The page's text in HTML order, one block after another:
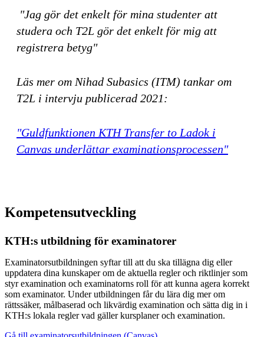
"Jag gör det enkelt för mina studenter att
studera och T2L gör det enkelt för mig att
registrera betyg"
Läs mer om Nihad Subasics (ITM) tankar om
T2L i intervju publicerad 2021:
"Guldfunktionen KTH Transfer to Ladok i
Canvas underlättar examinationsprocessen"
Kompetensutveckling
KTH:s utbildning för examinatorer
Examinatorsutbildningen syftar till att du ska tillägna dig eller
uppdatera dina kunskaper om de aktuella regler och riktlinjer som
styr examination och examinatorns roll för att kunna agera korrekt
som examinator. Under utbildningen får du lära dig mer om
rättssäker, målbaserad och likvärdig examination och sätta dig in i
KTH:s lokala regler vad gäller kursplaner och examination.